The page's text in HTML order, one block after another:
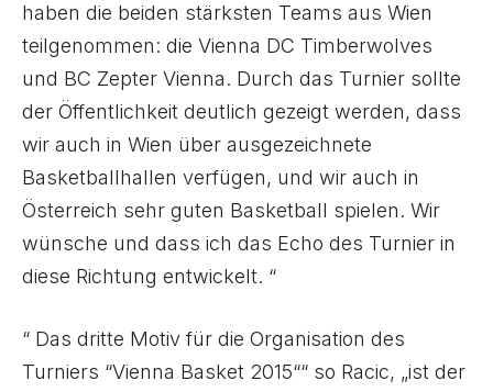
haben die beiden stärksten Teams aus Wien
teilgenommen: die Vienna DC Timberwolves
und BC Zepter Vienna. Durch das Turnier sollte
der Öffentlichkeit deutlich gezeigt werden, dass
wir auch in Wien über ausgezeichnete
Basketballhallen verfügen, und wir auch in
Österreich sehr guten Basketball spielen. Wir
wünsche und dass ich das Echo des Turnier in
diese Richtung entwickelt. “
“ Das dritte Motiv für die Organisation des
Turniers “Vienna Basket 2015““ so Racic, „ist der